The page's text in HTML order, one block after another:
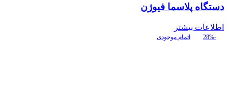
دستگاه پلاسما فیوژن
اطلاعات بیشتر
-28% اتمام موجودی